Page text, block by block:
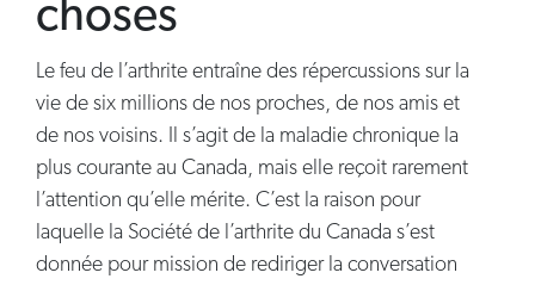
choses
Le feu de l’arthrite entraîne des répercussions sur la
vie de six millions de nos proches, de nos amis et
de nos voisins. Il s’agit de la maladie chronique la
plus courante au Canada, mais elle reçoit rarement
l’attention qu’elle mérite. C’est la raison pour
laquelle la Société de l’arthrite du Canada s’est
donnée pour mission de rediriger la conversation